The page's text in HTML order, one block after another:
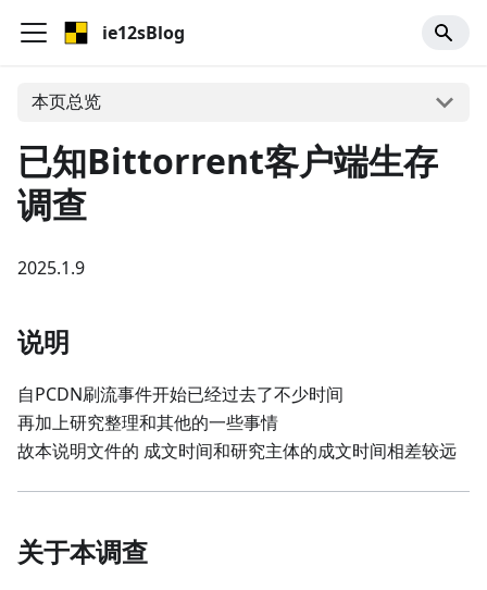
ie12sBlog
本页总览
已知Bittorrent客户端生存
调查
2025.1.9
说明
自PCDN刷流事件开始已经过去了不少时间
再加上研究整理和其他的一些事情
故本说明文件的 成文时间和研究主体的成文时间相差较远
关于本调查